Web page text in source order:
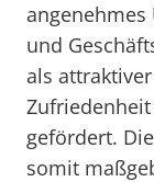
und
als
gefördert.
somit